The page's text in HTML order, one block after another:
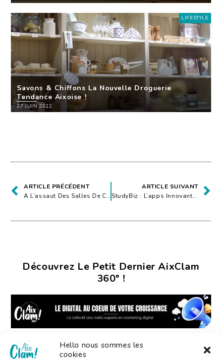
Hello nous sommes les
cookies
LIFESTYLE
Savons & Chiffons La Nouvelle Droguerie
Tendance Aixoise !
27 JUIN 2022
ARTICLE PRÉCÉDENT
A L’assaut Des Salles De Cinéma !
ARTICLE SUIVANT
StudyBiz : L’apps Innovante Des Petits Jobs Étudiant !
Découvrez Le Petit Dernier AixClam
360° !